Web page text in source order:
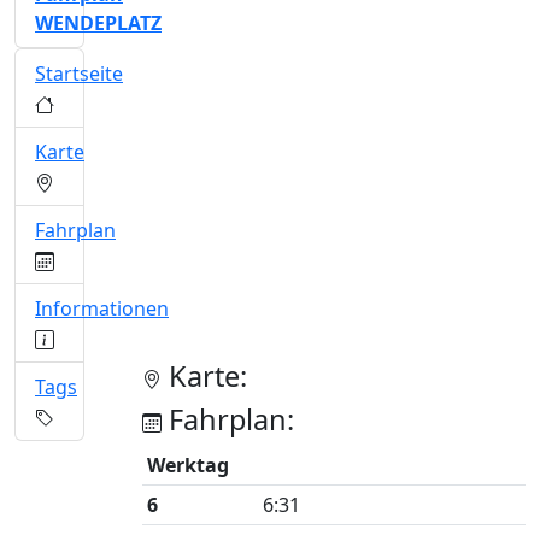
Karte:
Fahrplan:
Werktag
6
6:31
WENDEPLATZ
Startseite
Karte
Fahrplan
Informationen
Tags